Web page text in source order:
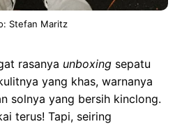
Stefan Maritz
rasanya unboxing sepatu
yang khas, warnanya
solnya yang bersih kinclong.
terus! Tapi, seiring